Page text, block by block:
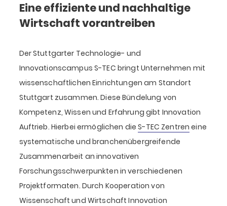
Eine effiziente und nachhaltige
Wirtschaft vorantreiben
Der Stuttgarter Technologie- und
Innovationscampus S-TEC bringt Unternehmen mit
wissenschaftlichen Einrichtungen am Standort
Stuttgart zusammen. Diese Bündelung von
Kompetenz, Wissen und Erfahrung gibt Innovation
Auftrieb. Hierbei ermöglichen dieS-TEC Zentren eine
systematische und branchenübergreifende
Zusammenarbeit an innovativen
Forschungsschwerpunkten in verschiedenen
Projektformaten. Durch Kooperation von
Wissenschaft und Wirtschaft Innovation